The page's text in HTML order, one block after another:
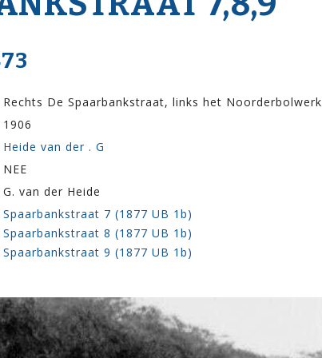
Rechts De Spaarbankstraat, links het Noorderbolwerk
1906
Heide van der . G
NEE
G. van der Heide
Spaarbankstraat 7 (1877 UB 1b)
Spaarbankstraat 8 (1877 UB 1b)
Spaarbankstraat 9 (1877 UB 1b)